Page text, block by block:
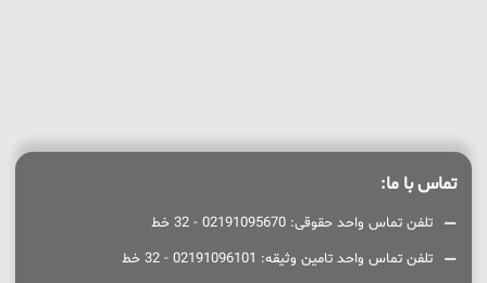
تماس با ما:
تلفن تماس واحد حقوقی: 02191095670 - 32 خط
تلفن تماس واحد تامین وثیقه: 02191096101 - 32 خط